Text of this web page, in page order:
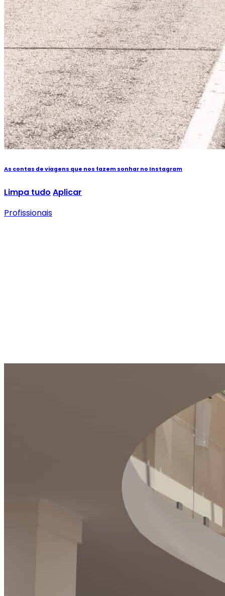
As contas de viagens que nos fazem sonhar no Instagram
Limpa tudo Aplicar
Profissionais